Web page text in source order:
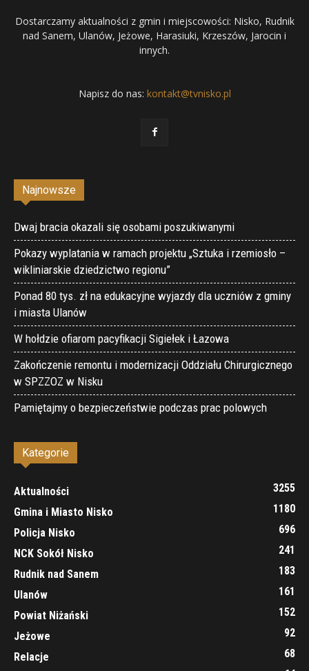
Dostarczamy aktualności z gmin i miejscowości: Nisko, Rudnik
nad Sanem, Ulanów, Jeżowe, Harasiuki, Krzeszów, Jarocin i
innych.
Napisz do nas: kontakt@tvnisko.pl
Najnowsze
Dwaj bracia okazali się osobami poszukiwanymi
Pokazy wyplatania w ramach projektu „Sztuka i rzemiosło –
wikliniarskie dziedzictwo regionu”
Ponad 80 tys. zł na edukacyjne wyjazdy dla uczniów z gminy
i miasta Ulanów
W hołdzie ofiarom pacyfikacji Sigiełek i Łazowa
Zakończenie remontu i modernizacji Oddziału Chirurgicznego
w SPZZOZ w Nisku
Pamiętajmy o bezpieczeństwie podczas prac polowych
Kategorie
Aktualności
3255
Gmina i Miasto Nisko
1180
Policja Nisko
696
NCK Sokół Nisko
241
Rudnik nad Sanem
183
Ulanów
161
Powiat Niżański
152
Jeżowe
92
Relacje
68